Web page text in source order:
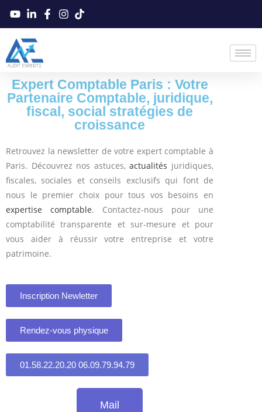
Expert Comptable Paris : Votre
Partenaire Comptable, juridique,
fiscal, social stratégies de
croissance
Retrouvez la newsletter de votre expert comptable à
Paris. Découvrez nos astuces,actualités juridiques,
fiscales, sociales et conseils exclusifs qui font de
nous le premier choix pour tous vos besoins en
expertise comptable. Contactez-nous pour une
comptabilité transparente et sur-mesure et pour
vous aider à réussir votre entreprise et votre
patrimoine.
Inscription Newletter
Rendez-vous physique
01.58.22.20.20 06.09.79.94.79
Mail